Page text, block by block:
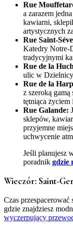
Rue
a zarazem
kawiarni,
artystycznych
Rue Saint-
Katedry Notre-
tradycyjnymi
Rue de la
ulic w
Rue de la
z szeroką
tętniąca życiem
Rue Galande:
sklepów,
przyjemne
uchwycenie
Jeśli planujesz
poradnik gdzie
Wieczór: Saint-
Czas przespacerować
gdzie znajdziesz
wyczerpujący